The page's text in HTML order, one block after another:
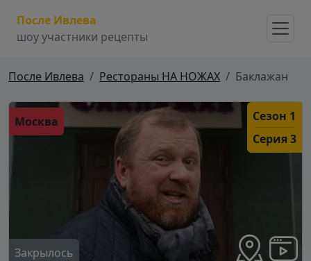
После Ивлева
шоу участники рецепты
После Ивлева Рестораны НА НОЖАХ Баклажан
Москва
Сезон 1
Серия 3
Закрылось